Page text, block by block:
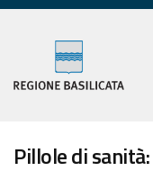
Pillole di